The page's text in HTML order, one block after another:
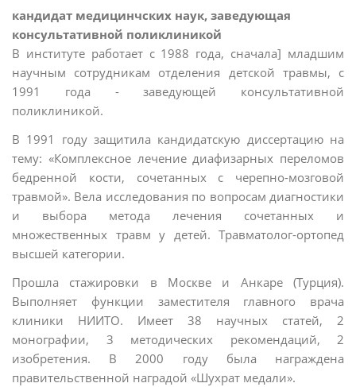
кандидат медицинчских наук, заведующая
консультативной поликлиникой
В институте работает с 1988 года, сначала] младшим
научным сотрудникам отделения детской травмы, с
1991 года - заведующей консультативной
поликлиникой.
В 1991 году защитила кандидатскую диссертацию на
тему: «Комплексное лечение диафизарных переломов
бедренной кости, сочетанных с черепно-мозговой
травмой». Вела исследования по вопросам диагностики
и выбора метода лечения сочетанных и
множественных травм у детей. Травматолог-ортопед
высшей категории.
Прошла стажировки в Москве и Анкаре (Турция).
Выполняет функции заместителя главного врача
клиники НИИТО. Имеет 38 научных статей, 2
монографии, 3 методических рекомендаций, 2
изобретения. В 2000 году была награждена
правительственной наградой «Шухрат медали».